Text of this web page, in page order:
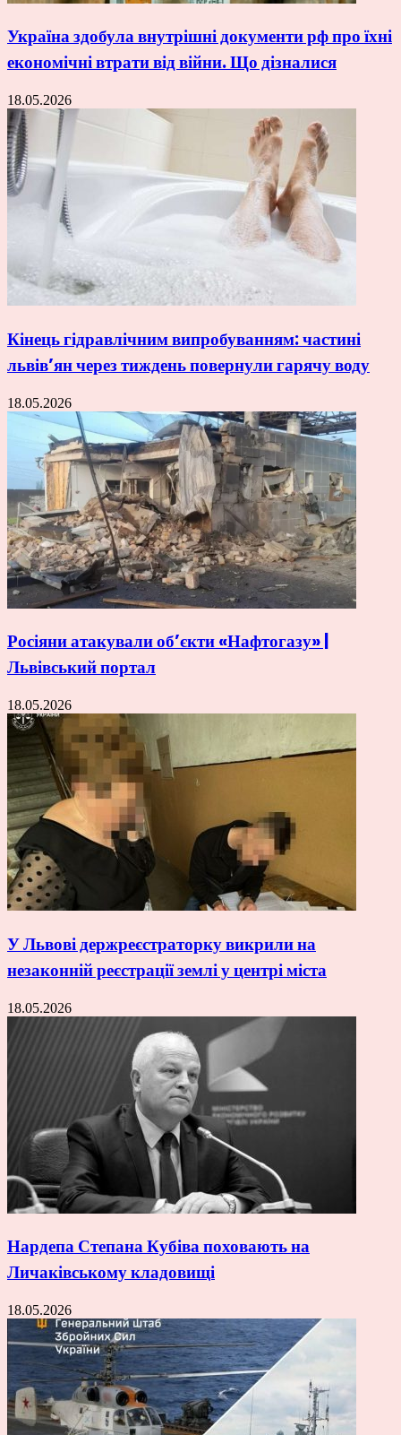
Україна здобула внутрішні документи рф про їхні
економічні втрати від війни. Що дізналися
18.05.2026
Кінець гідравлічним випробуванням: частині
львів’ян через тиждень повернули гарячу воду
18.05.2026
Росіяни атакували об’єкти «Нафтогазу» |
Львівський портал
18.05.2026
У Львові держреєстраторку викрили на
незаконній реєстрації землі у центрі міста
18.05.2026
Нардепа Степана Кубіва поховають на
Личаківському кладовищі
18.05.2026